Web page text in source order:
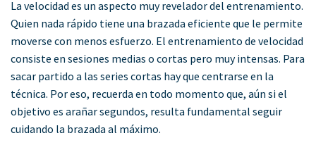
La velocidad es un aspecto muy revelador del entrenamiento.
Quien nada rápido tiene una brazada eficiente que le permite
moverse con menos esfuerzo. El entrenamiento de velocidad
consiste en sesiones medias o cortas pero muy intensas. Para
sacar partido a las series cortas hay que centrarse en la
técnica. Por eso, recuerda en todo momento que, aún si el
objetivo es arañar segundos, resulta fundamental seguir
cuidando la brazada al máximo.